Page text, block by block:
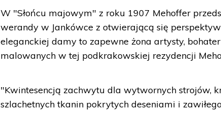
W "Słońcu majowym" z roku 1907 Mehoffer
werandy w Jankówce z otwierającą się
eleganckiej damy to zapewne żona artysty,
malowanych w tej podkrakowskiej rezydencji
"Kwintesencją zachwytu dla wytwornych strojów,
szlachetnych tkanin pokrytych deseniami i